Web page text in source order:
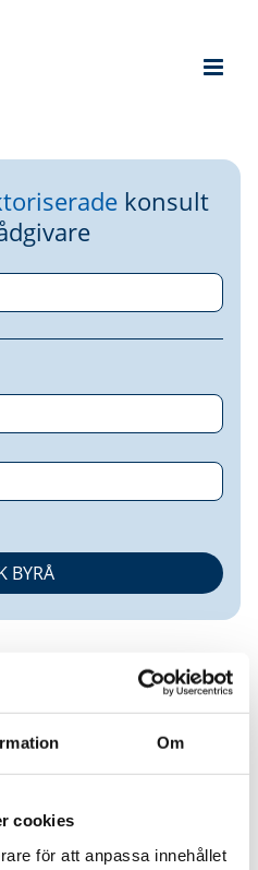
Om
cookies
för att anpassa innehållet
konsult